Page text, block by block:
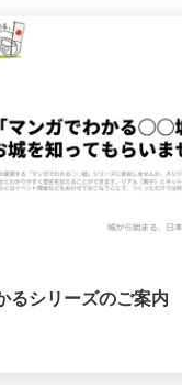
るシリーズのご案内